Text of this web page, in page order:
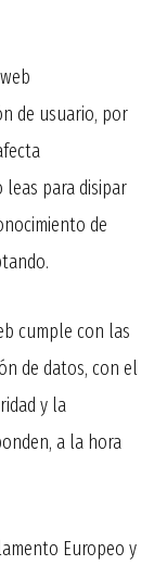
de usuario, por
leas para disipar
de
cumple con las
de datos, con el
y la
a la hora
Europeo y